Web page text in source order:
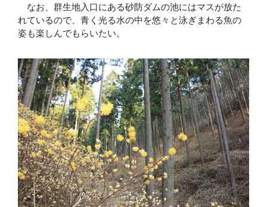
なお、群生地入口にある砂防ダムの池にはマスが放た
れているので、青く光る水の中を悠々と泳ぎまわる魚の
姿も楽しんでもらいたい。